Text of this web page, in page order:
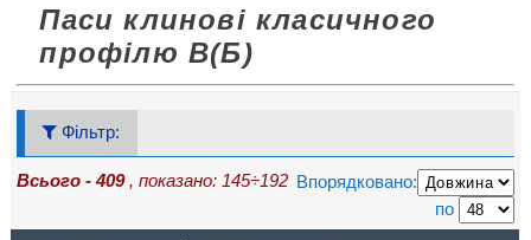
Паси клинові класичного
профілю B(Б)
Фільтр:
Всього - 409 , показано: 145÷192 Впорядковано:
по